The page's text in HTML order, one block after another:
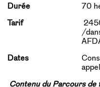
Durée 70
Tarif
/
Dates
Contenu du Parcours